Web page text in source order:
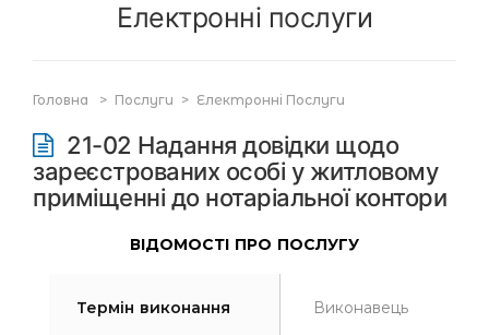
Електронні послуги
Головна > Послуги > Електронні Послуги
21-02 Надання довідки щодо
зареєстрованих особі у житловому
приміщенні до нотаріальної контори
ВІДОМОСТІ ПРО ПОСЛУГУ
Термін виконання Виконавець